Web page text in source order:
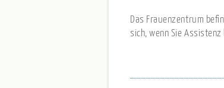
Das Frauenzentrum
sich, wenn Sie